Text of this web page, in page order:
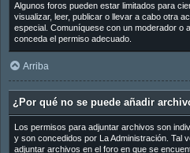
Algunos foros pueden estar limitados para
visualizar, leer, publicar o llevar a cabo otra
especial. Comuníquese con un moderador o
conceda el permiso adecuado.
Arriba
¿Por qué no se puede añadir
Los permisos para adjuntar archivos son
y son concedidos por La Administración. Tal
adjuntar archivos en el foro en que se